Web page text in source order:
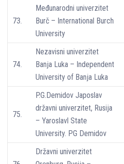
73.
Međunarodni univerzitet
Burč – International Burch
University
74.
Nezavisni univerzitet
Banja Luka – Independent
University of Banja Luka
75.
P.G.Demidov Japoslav
državni univerzitet, Rusija
– Yaroslavl State
University. PG Demidov
Državni univerzitet